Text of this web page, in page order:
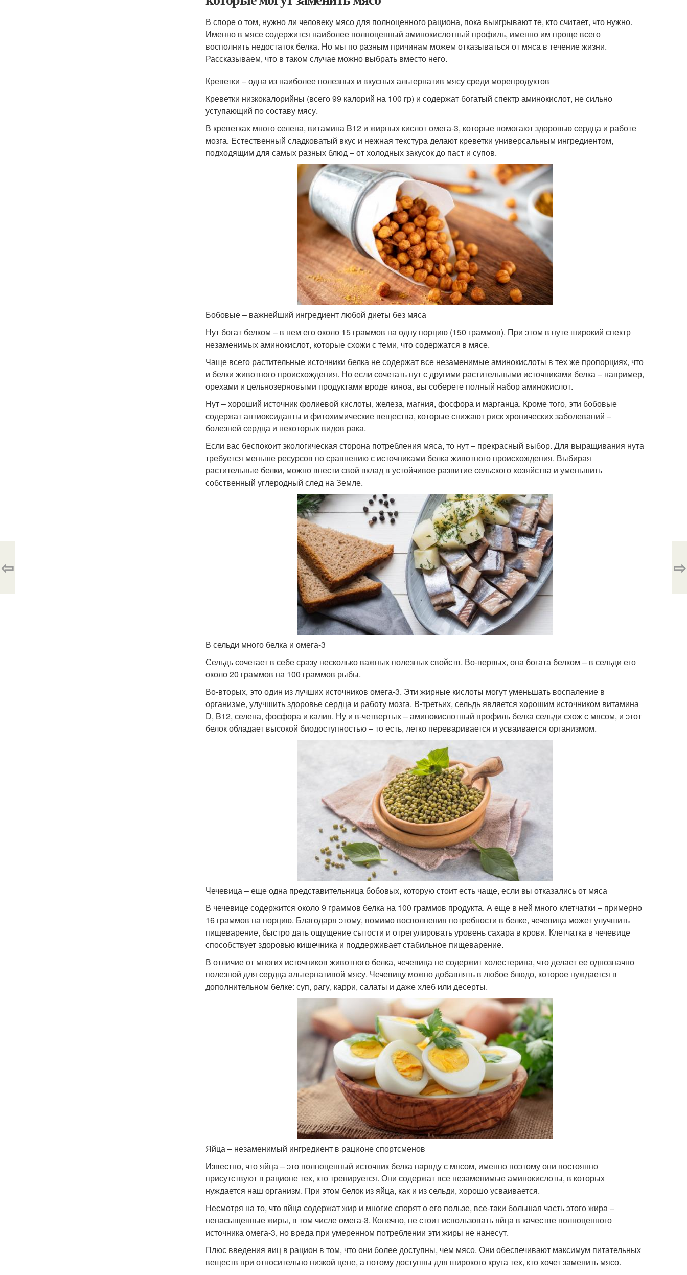
В споре о том, нужно ли человеку мясо для полноценного рациона, пока выигрывают те, кто считает, что нужно.
Именно в мясе содержится наиболее полноценный аминокислотный профиль, именно им проще всего
восполнить недостаток белка. Но мы по разным причинам можем отказываться от мяса в течение жизни.
Рассказываем, что в таком случае можно выбрать вместо него.
Креветки – одна из наиболее полезных и вкусных альтернатив мясу среди морепродуктов
Креветки низкокалорийны (всего 99 калорий на 100 гр) и содержат богатый спектр аминокислот, не сильно
уступающий по составу мясу.
В креветках много селена, витамина B12 и жирных кислот омега-3, которые помогают здоровью сердца и работе
мозга. Естественный сладковатый вкус и нежная текстура делают креветки универсальным ингредиентом,
подходящим для самых разных блюд – от холодных закусок до паст и супов.
Бобовые – важнейший ингредиент любой диеты без мяса
Нут богат белком – в нем его около 15 граммов на одну порцию (150 граммов). При этом в нуте широкий спектр
незаменимых аминокислот, которые схожи с теми, что содержатся в мясе.
Чаще всего растительные источники белка не содержат все незаменимые аминокислоты в тех же пропорциях, что
и белки животного происхождения. Но если сочетать нут с другими растительными источниками белка – например,
орехами и цельнозерновыми продуктами вроде киноа, вы соберете полный набор аминокислот.
Нут – хороший источник фолиевой кислоты, железа, магния, фосфора и марганца. Кроме того, эти бобовые
содержат антиоксиданты и фитохимические вещества, которые снижают риск хронических заболеваний –
болезней сердца и некоторых видов рака.
Если вас беспокоит экологическая сторона потребления мяса, то нут – прекрасный выбор. Для выращивания нута
требуется меньше ресурсов по сравнению с источниками белка животного происхождения. Выбирая
растительные белки, можно внести свой вклад в устойчивое развитие сельского хозяйства и уменьшить
собственный углеродный след на Земле.
В сельди много белка и омега-3
Сельдь сочетает в себе сразу несколько важных полезных свойств. Во-первых, она богата белком – в сельди его
около 20 граммов на 100 граммов рыбы.
Во-вторых, это один из лучших источников омега-3. Эти жирные кислоты могут уменьшать воспаление в
организме, улучшить здоровье сердца и работу мозга. В-третьих, сельдь является хорошим источником витамина
D, B12, селена, фосфора и калия. Ну и в-четвертых – аминокислотный профиль белка сельди схож с мясом, и этот
белок обладает высокой биодоступностью – то есть, легко переваривается и усваивается организмом.
Чечевица – еще одна представительница бобовых, которую стоит есть чаще, если вы отказались от мяса
В чечевице содержится около 9 граммов белка на 100 граммов продукта. А еще в ней много клетчатки – примерно
16 граммов на порцию. Благодаря этому, помимо восполнения потребности в белке, чечевица может улучшить
пищеварение, быстро дать ощущение сытости и отрегулировать уровень сахара в крови. Клетчатка в чечевице
способствует здоровью кишечника и поддерживает стабильное пищеварение.
В отличие от многих источников животного белка, чечевица не содержит холестерина, что делает ее однозначно
полезной для сердца альтернативой мясу. Чечевицу можно добавлять в любое блюдо, которое нуждается в
дополнительном белке: суп, рагу, карри, салаты и даже хлеб или десерты.
Яйца – незаменимый ингредиент в рационе спортсменов
Известно, что яйца – это полноценный источник белка наряду с мясом, именно поэтому они постоянно
присутствуют в рационе тех, кто тренируется. Они содержат все незаменимые аминокислоты, в которых
нуждается наш организм. При этом белок из яйца, как и из сельди, хорошо усваивается.
Несмотря на то, что яйца содержат жир и многие спорят о его пользе, все-таки большая часть этого жира –
ненасыщенные жиры, в том числе омега-3. Конечно, не стоит использовать яйца в качестве полноценного
источника омега-3, но вреда при умеренном потреблении эти жиры не нанесут.
Плюс введения яиц в рацион в том, что они более доступны, чем мясо. Они обеспечивают максимум питательных
веществ при относительно низкой цене, а потому доступны для широкого круга тех, кто хочет заменить мясо.
⇦ ⇨